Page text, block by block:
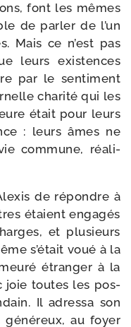
font les mêmes
de par­ler de l’un
Mais ce n’est pas
leurs exis­tences
par le sen­ti­ment
cha­ri­té qui les
était pour leurs
: leurs âmes ne
com­mune, réa­li­
de répondre à
étaient enga­gés
et plu­sieurs
s’était voué à la
étran­ger à la
joie toutes les pos­
Il adres­sa son
au foyer